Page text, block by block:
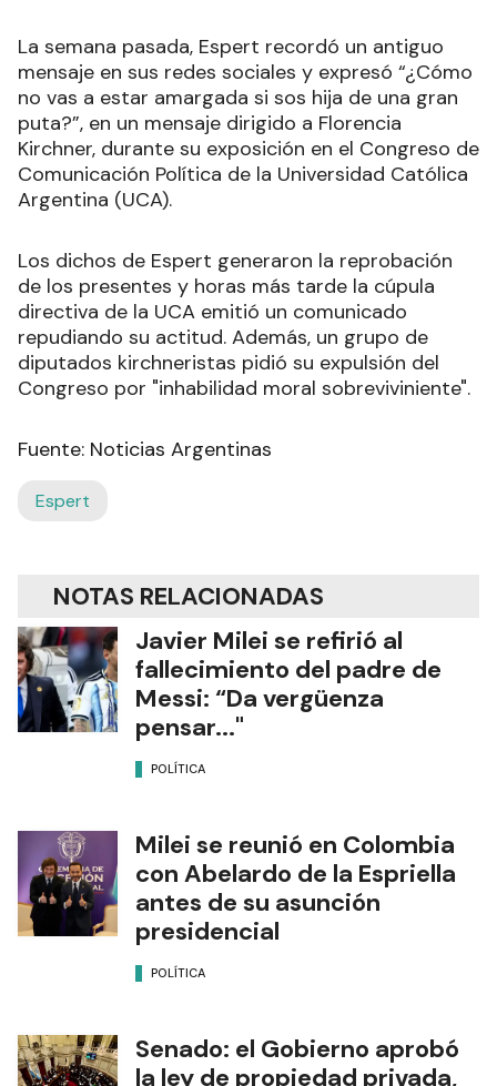
La semana pasada, Espert recordó un antiguo
mensaje en sus redes sociales y expresó “¿Cómo
no vas a estar amargada si sos hija de una gran
puta?”, en un mensaje dirigido a Florencia
Kirchner, durante su exposición en el Congreso de
Comunicación Política de la Universidad Católica
Argentina (UCA).
Los dichos de Espert generaron la reprobación
de los presentes y horas más tarde la cúpula
directiva de la UCA emitió un comunicado
repudiando su actitud. Además, un grupo de
diputados kirchneristas pidió su expulsión del
Congreso por "inhabilidad moral sobreviviniente".
Fuente: Noticias Argentinas
Espert
NOTAS RELACIONADAS
Javier Milei se refirió al
fallecimiento del padre de
Messi: “Da vergüenza
pensar..."
POLÍTICA
Milei se reunió en Colombia
con Abelardo de la Espriella
antes de su asunción
presidencial
POLÍTICA
Senado: el Gobierno aprobó
la ley de propiedad privada,